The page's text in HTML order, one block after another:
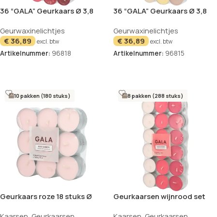
36 “GALA” Geurkaars Ø 3,8
Cherry “Ton in Ton”
Geurwaxinelichtjes
€36,89 excl. btw
Artikelnummer: 96818
36 “GALA” Geurkaars Ø 3,8
Vanilla “Ton in Ton”
Geurwaxinelichtjes
€36,89 excl. btw
Artikelnummer: 96815
10 pakken (180 stuks)
Geurkaars roze 18 stuks Ø
8 pakken (288 stuks)
Geurkaarsen wijnrood set